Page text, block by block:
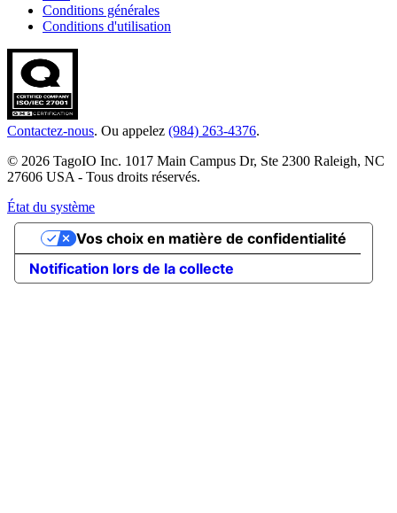
Conditions générales
Conditions d'utilisation
Contactez-nous. Ou appelez (984) 263-4376.
© 2026 TagoIO Inc. 1017 Main Campus Dr, Ste 2300 Raleigh, NC
27606 USA - Tous droits réservés.
État du système
Notification lors de la collecte
Vos choix en matière de confidentialité